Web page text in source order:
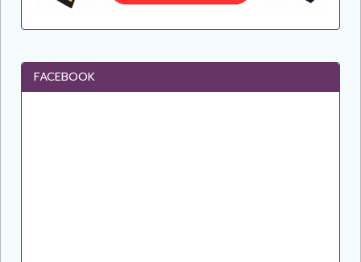
FACEBOOK